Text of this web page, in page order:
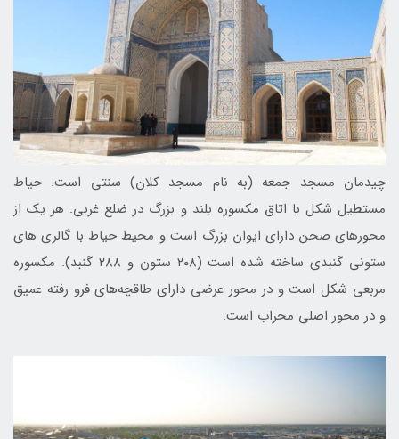
چیدمان مسجد جمعه (به نام مسجد کلان) سنتی است. حیاط
مستطیل شکل با اتاق مکسوره بلند و بزرگ در ضلع غربی. هر یک از
محورهای صحن دارای ایوان بزرگ است و محیط حیاط با گالری های
ستونی گنبدی ساخته شده است (۲۰۸ ستون و ۲۸۸ گنبد). مکسوره
مربعی شکل است و در محور عرضی دارای طاقچه‌های فرو رفته عمیق
و در محور اصلی محراب است.